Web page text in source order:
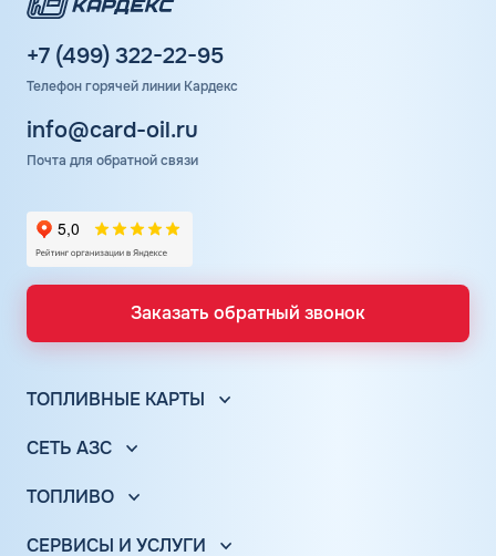
+7 (499) 322-22-95
Телефон горячей линии Кардекс
info@card-oil.ru
Почта для обратной связи
Заказать обратный звонок
ТОПЛИВНЫЕ КАРТЫ
Топливные карты КАРДЕКС
Топливные карты Лукойл
СЕТЬ АЗС
АЗС Лукойл
АЗС Газпромнефть
ТОПЛИВО
СЕРВИСЫ И УСЛУГИ